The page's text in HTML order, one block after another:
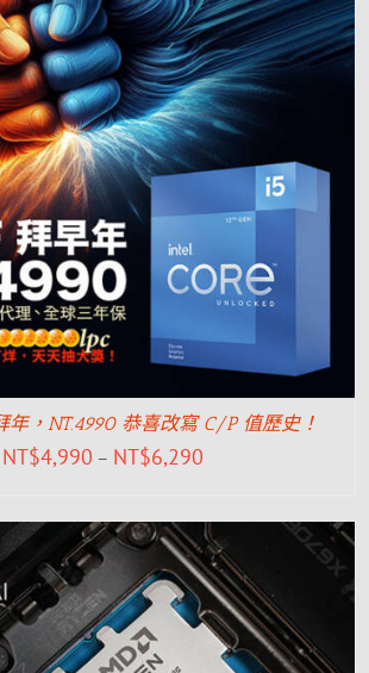
年，NT.4990 恭喜改寫 C/P 值歷史！
NT$4,990 – NT$6,290